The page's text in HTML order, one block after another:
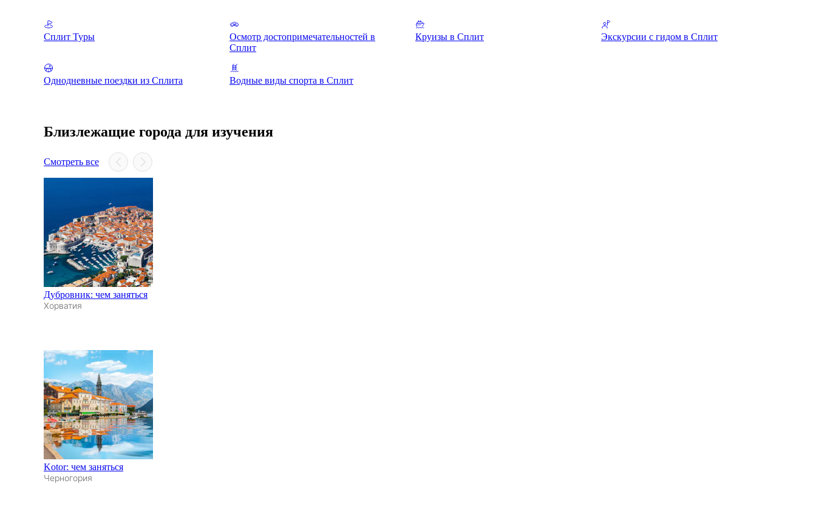
Сплит Туры
Осмотр достопримечательностей в
Сплит
Круизы в Сплит Экскурсии с гидом в Сплит
Однодневные поездки из Сплита Водные виды спорта в Сплит
Близлежащие города для изучения
Смотреть все
Дубровник: чем заняться
Хорватия
Kotor: чем заняться
Черногория